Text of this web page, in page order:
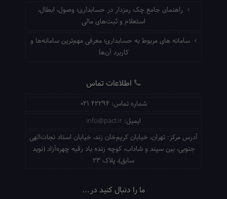
راهنمای جامع چک رمزدار در حسابداری؛ وصول، ابطال،
استعلام و ثبت‌های مالی
سامانه های مربوط به حسابداری؛ معرفی مهم‌ترین سامانه‌ها و
کاربرد آن‌ها
اطلاعات تماس
شماره تماس: 021 42294
ایمیل: info@pact.ir
آدرس مرکز: تهران، خیابان کریم‌خان زند، خیابان استاد نجات‌الهی
جنوبی، بین سپند و شاداب، کوچه زنده یاد رقیه چهره‌آزاد (نوید
سابق)، پلاک 23
ما را دنبال کنید در...